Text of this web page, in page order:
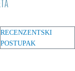
RECENZENTSKI
POSTUPAK